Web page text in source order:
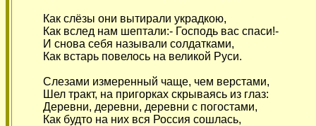
Как слёзы они вытирали украдкою,
Как вслед нам шептали:- Господь вас спаси!-
И снова себя называли солдатками,
Как встарь повелось на великой Руси.
Слезами измеренный чаще, чем верстами,
Шел тракт, на пригорках скрываясь из глаз:
Деревни, деревни, деревни с погостами,
Как будто на них вся Россия сошлась,